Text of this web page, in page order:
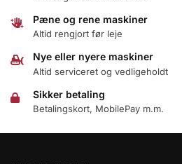
Pæne og rene maskiner
Altid rengjort før leje
Nye eller nyere maskiner
Altid serviceret og vedligeholdt
Sikker betaling
Betalingskort, MobilePay m.m.